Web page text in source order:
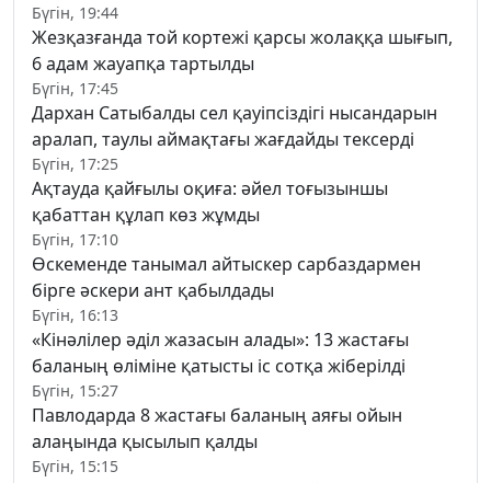
Бүгін, 19:44
Жезқазғанда той кортежі қарсы жолаққа шығып,
6 адам жауапқа тартылды
Бүгін, 17:45
Дархан Сатыбалды сел қауіпсіздігі нысандарын
аралап, таулы аймақтағы жағдайды тексерді
Бүгін, 17:25
Ақтауда қайғылы оқиға: әйел тоғызыншы
қабаттан құлап көз жұмды
Бүгін, 17:10
Өскеменде танымал айтыскер сарбаздармен
бірге әскери ант қабылдады
Бүгін, 16:13
«Кінәлілер әділ жазасын алады»: 13 жастағы
баланың өліміне қатысты іс сотқа жіберілді
Бүгін, 15:27
Павлодарда 8 жастағы баланың аяғы ойын
алаңында қысылып қалды
Бүгін, 15:15